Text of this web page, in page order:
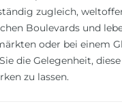
zugleich,
Boulevards und
oder bei einem
die Gelegenheit,
zu lassen.